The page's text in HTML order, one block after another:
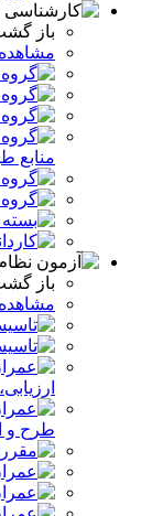
باز
منابع
باز
طرح و